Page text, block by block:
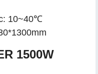
10~40℃
1500W